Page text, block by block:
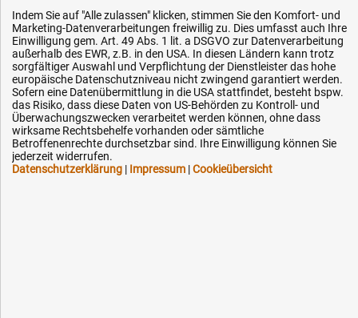
E-Mail:
info@hytec-hydraulik.de
Hilfe & Service
Versandkosten
Zahlungsarten
Indem Sie auf "Alle zulassen" klicken, stimmen Sie den Komfort- und
Marketing-Datenverarbeitungen freiwillig zu. Dies umfasst auch Ihre
Einwilligung gem. Art. 49 Abs. 1 lit. a DSGVO zur Datenverarbeitung
außerhalb des EWR, z.B. in den USA. In diesen Ländern kann trotz
sorgfältiger Auswahl und Verpflichtung der Dienstleister das hohe
europäische Datenschutzniveau nicht zwingend garantiert werden.
Sofern eine Datenübermittlung in die USA stattfindet, besteht bspw.
das Risiko, dass diese Daten von US-Behörden zu Kontroll- und
Überwachungszwecken verarbeitet werden können, ohne dass
wirksame Rechtsbehelfe vorhanden oder sämtliche
Betroffenenrechte durchsetzbar sind. Ihre Einwilligung können Sie
jederzeit widerrufen.
Datenschutzerklärung | Impressum |Cookieübersicht